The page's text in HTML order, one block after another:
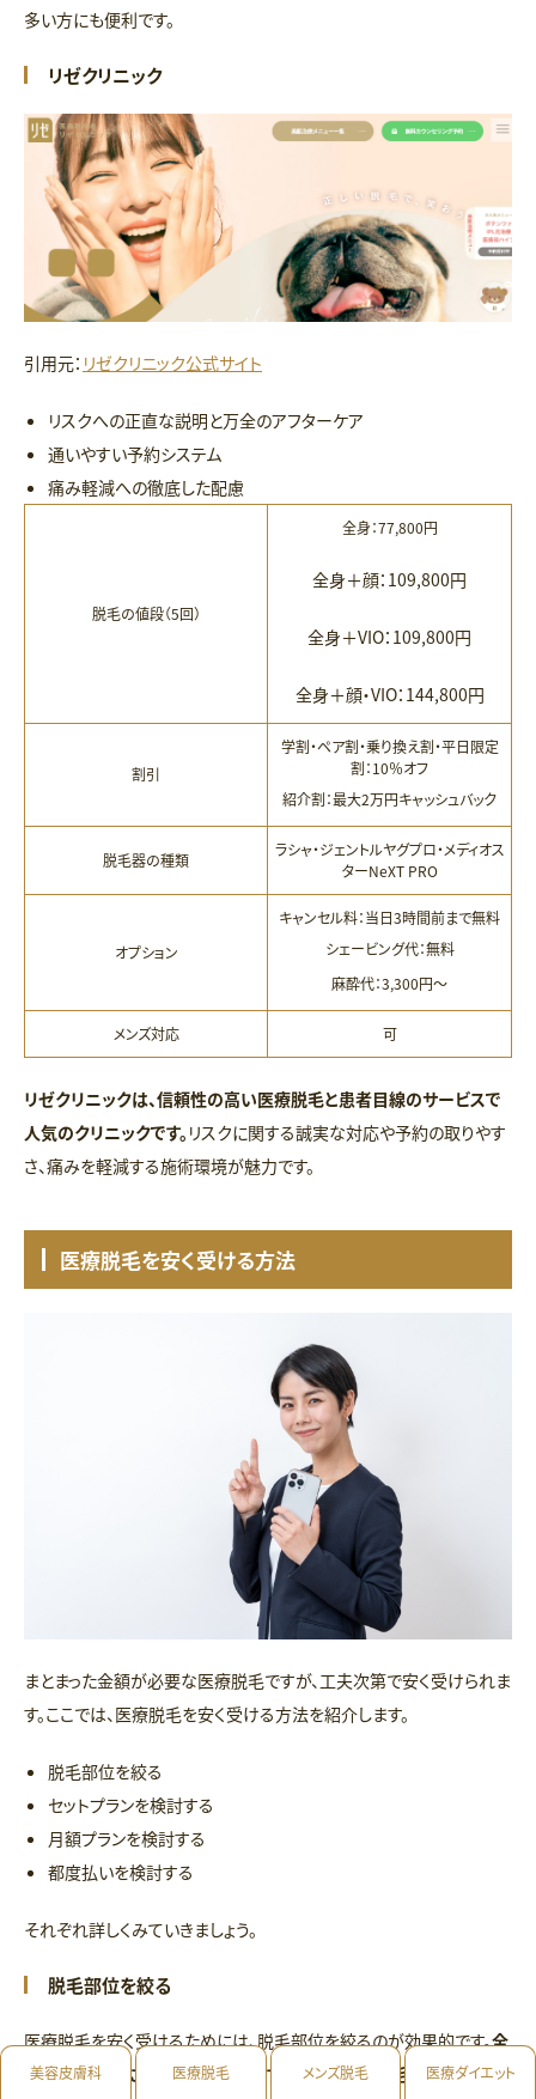
多い方にも便利です。
リゼクリニック
引用元： リゼクリニック公式サイト
リスクへの正直な説明と万全のアフターケア
通いやすい予約システム
痛み軽減への徹底した配慮
脱毛の値段（5回）
全身：77,800円
全身＋顔：109,800円
全身＋VIO：109,800円
全身＋顔・VIO：144,800円
割引
学割・ペア割・乗り換え割・平日限定
割：10％オフ
紹介割：最大2万円キャッシュバック
脱毛器の種類
ラシャ・ジェントルヤグプロ・メディオス
ターNeXT PRO
オプション
キャンセル料：当日3時間前まで無料
シェービング代：無料
麻酔代：3,300円～
メンズ対応 可
リゼクリニックは、信頼性の高い医療脱毛と患者目線のサービスで
人気のクリニックです。 リスクに関する誠実な対応や予約の取りやす
さ、痛みを軽減する施術環境が魅力です。
医療脱毛を安く受ける方法
まとまった金額が必要な医療脱毛ですが、工夫次第で安く受けられま
す。ここでは、医療脱毛を安く受ける方法を紹介します。
脱毛部位を絞る
セットプランを検討する
月額プランを検討する
都度払いを検討する
それぞれ詳しくみていきましょう。
脱毛部位を絞る
医療脱毛を安く受けるためには、脱毛部位を絞るのが効果的です。全
身脱毛は高額になることが多いですが、部分的な脱毛なら費用を大
美容皮膚科 医療脱毛 メンズ脱毛 医療ダイエット